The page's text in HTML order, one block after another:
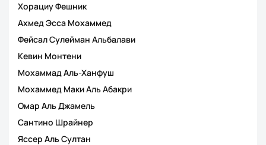
Хорациу Фешник
Ахмед Эсса Мохаммед
Фейсал Сулейман Альбалави
Кевин Монтени
Мохаммад Аль-Ханфуш
Мохаммед Маки Аль Абакри
Омар Аль Джамель
Сантино Шрайнер
Яссер Аль Султан